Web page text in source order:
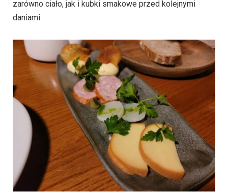
zarówno ciało, jak i kubki smakowe przed kolejnymi
daniami.